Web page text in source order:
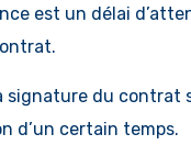
est un délai
signature du contrat
d’un certain temps.